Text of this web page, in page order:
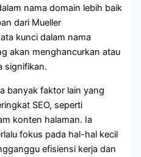
nama domain lebih baik
dari Mueller
kunci dalam nama
akan menghancurkan atau
signifikan.
banyak faktor lain yang
SEO, seperti
konten halaman. Ia
fokus pada hal-hal kecil
efisiensi kerja dan